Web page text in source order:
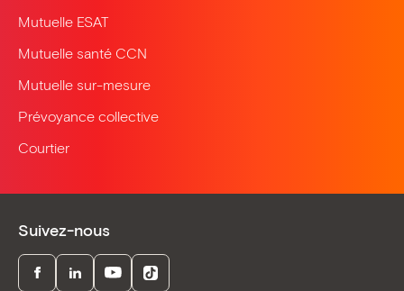
Mutuelle ESAT
Mutuelle santé CCN
Mutuelle sur-mesure
Prévoyance collective
Courtier
Suivez-nous